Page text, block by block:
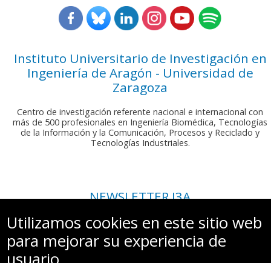
Instituto Universitario de Investigación en
Ingeniería de Aragón - Universidad de
Zaragoza
Centro de investigación referente nacional e internacional con
más de 500 profesionales en Ingeniería Biomédica, Tecnologías
de la Información y la Comunicación, Procesos y Reciclado y
Tecnologías Industriales.
NEWSLETTER I3A
Si deseas recibir nuestro boletín mensual, envíanos un correo a:
comunicacion.i3a@unizar.es
Utilizamos cookies en este sitio web
para mejorar su experiencia de